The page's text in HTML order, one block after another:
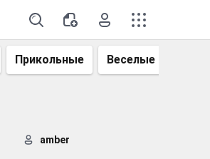
Прикольные Веселые
amber